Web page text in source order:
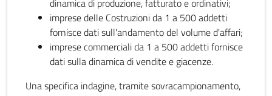
dinamica di produzione, fatturato e ordinativi;
imprese delle Costruzioni da 1 a 500 addetti
fornisce dati sull'andamento del volume d'affari;
imprese commerciali da 1 a 500 addetti fornisce
dati sulla dinamica di vendite e giacenze.
Una specifica indagine, tramite sovracampionamento,